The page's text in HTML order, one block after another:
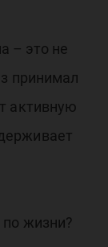
– это не
принимал
активную
жизни?